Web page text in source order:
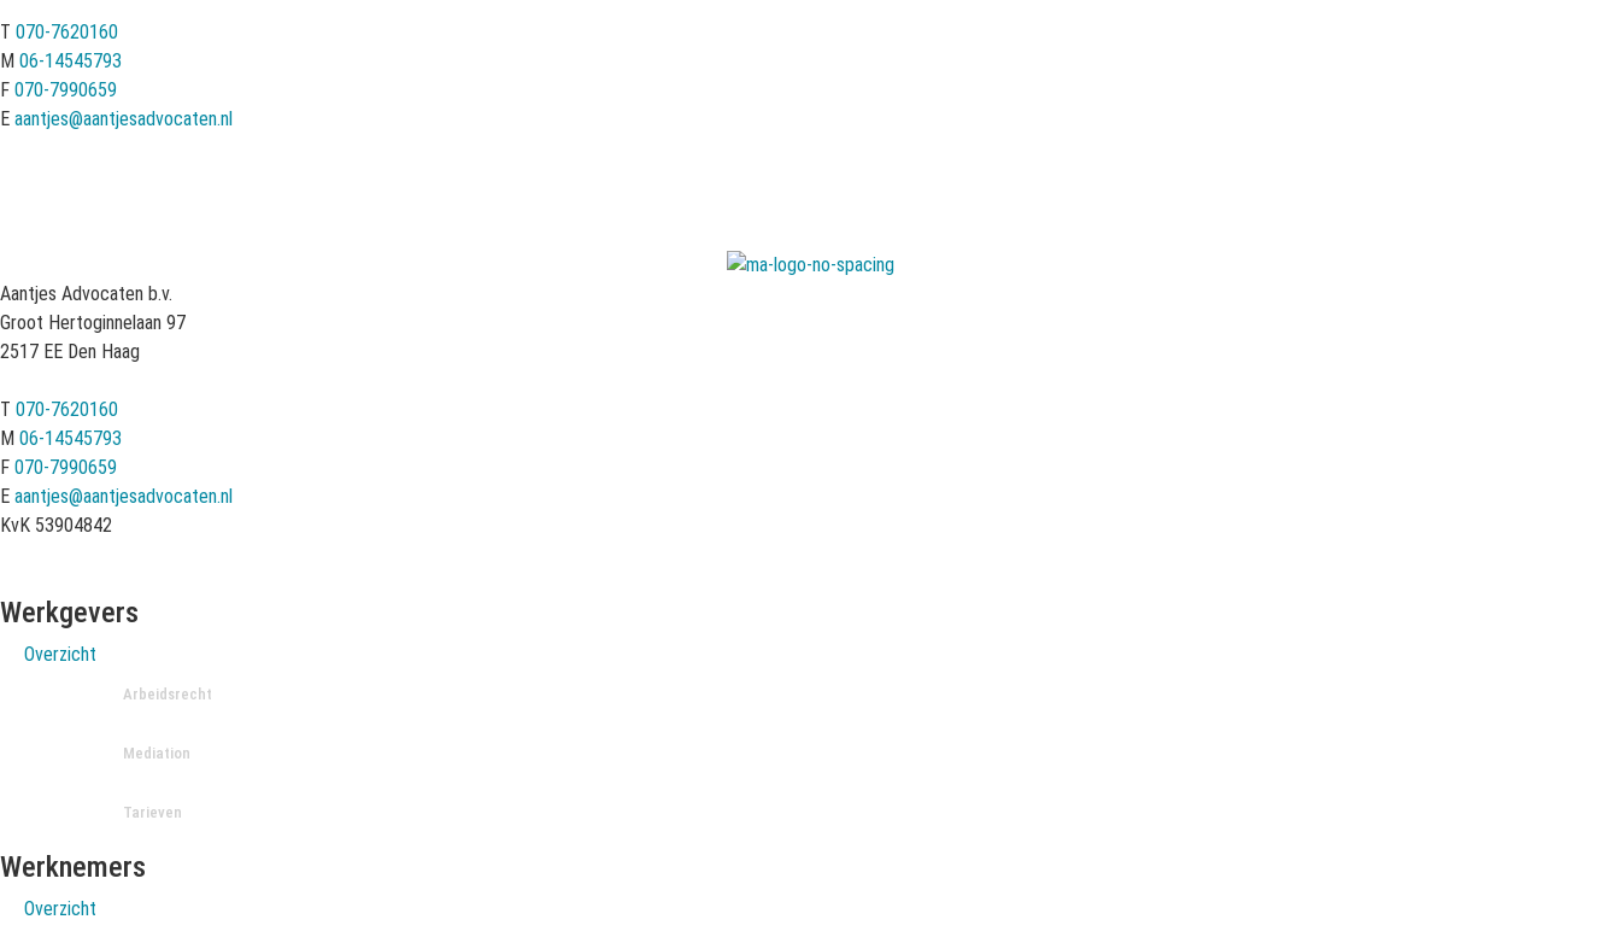
T 070-7620160
M 06-14545793
F 070-7990659
E aantjes@aantjesadvocaten.nl
Aantjes Advocaten b.v.
Groot Hertoginnelaan 97
2517 EE Den Haag
T 070-7620160
M 06-14545793
F 070-7990659
E aantjes@aantjesadvocaten.nl
KvK 53904842
Werkgevers
Overzicht
Arbeidsrecht
Mediation
Tarieven
Werknemers
Overzicht